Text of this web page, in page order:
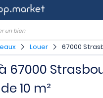
un bien
Louer 67000
67000
10 m²